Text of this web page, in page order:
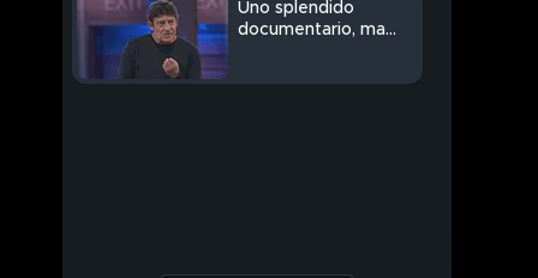
Uno splendido
documentario, ma